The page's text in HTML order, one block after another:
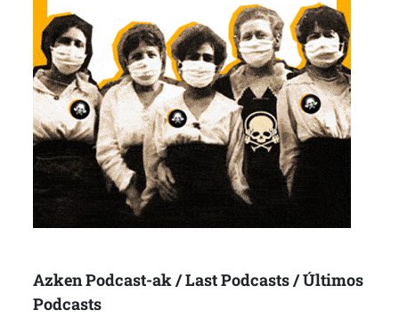
Azken Podcast-ak / Last Podcasts / Últimos
Podcasts